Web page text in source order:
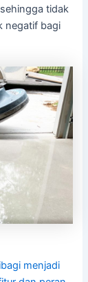
tidak
negatif bagi
menjadi